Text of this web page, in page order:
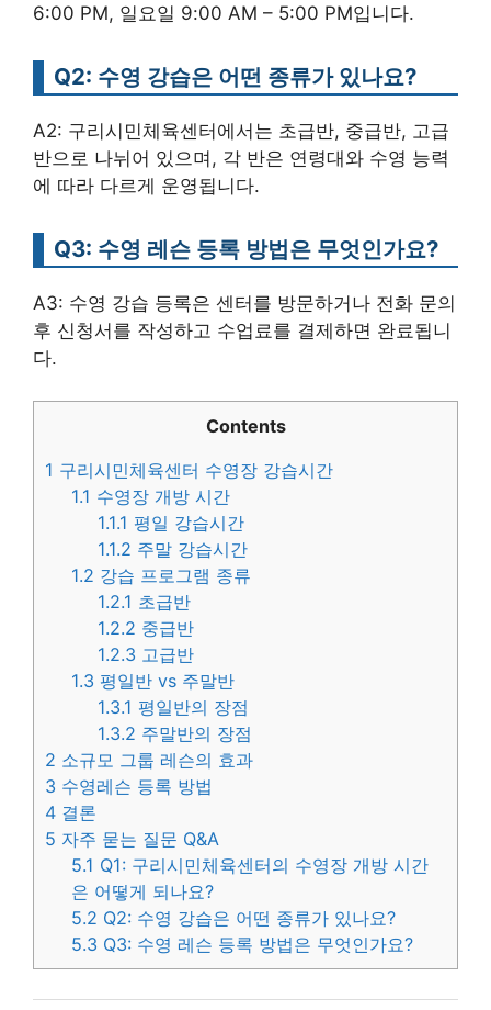
6:00 PM, 일요일 9:00 AM – 5:00 PM입니다.
Q2: 수영 강습은 어떤 종류가 있나요?
A2: 구리시민체육센터에서는 초급반, 중급반, 고급
반으로 나뉘어 있으며, 각 반은 연령대와 수영 능력
에 따라 다르게 운영됩니다.
Q3: 수영 레슨 등록 방법은 무엇인가요?
A3: 수영 강습 등록은 센터를 방문하거나 전화 문의
후 신청서를 작성하고 수업료를 결제하면 완료됩니
다.
Contents
1 구리시민체육센터 수영장 강습시간
1.1 수영장 개방 시간
1.1.1 평일 강습시간
1.1.2 주말 강습시간
1.2 강습 프로그램 종류
1.2.1 초급반
1.2.2 중급반
1.2.3 고급반
1.3 평일반 vs 주말반
1.3.1 평일반의 장점
1.3.2 주말반의 장점
2 소규모 그룹 레슨의 효과
3 수영레슨 등록 방법
4 결론
5 자주 묻는 질문 Q&A
5.1 Q1: 구리시민체육센터의 수영장 개방 시간
은 어떻게 되나요?
5.2 Q2: 수영 강습은 어떤 종류가 있나요?
5.3 Q3: 수영 레슨 등록 방법은 무엇인가요?